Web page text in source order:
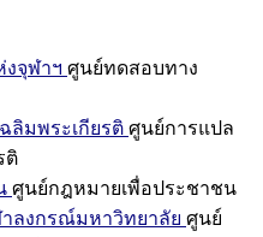
จุฬาฯ ศูนย์ทดสอบทาง
ลิมพระเกียรติ ศูนย์การแปล
ติ
ศูนย์กฎหมายเพื่อประชาชน
ลงกรณ์มหาวิทยาลัย ศูนย์